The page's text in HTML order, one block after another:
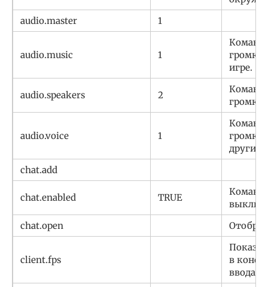
audio.master
1
audio.music 1
игре.
audio.speakers 2
audio.voice 1
других
chat.add
chat.enabled TRUE
chat.open
client.fps
в
ввода